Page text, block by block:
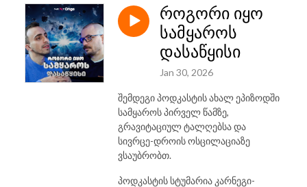
როგორი იყო
სამყაროს
დასაწყისი
Jan 30, 2026
შემდეგი პოდკასტის ახალ ეპიზოდში
სამყაროს პირველ წამზე,
გრავიტაციულ ტალღებსა და
სივრცე-დროის ოსცილაციაზე
ვსაუბრობთ.
პოდკასტის სტუმარია კარნეგი-